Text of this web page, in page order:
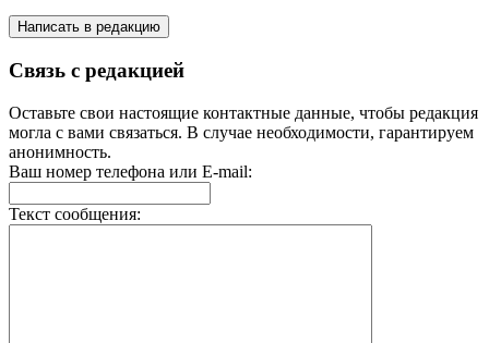
Написать в редакцию
Связь с редакцией
Оставьте свои настоящие контактные данные, чтобы редакция
могла с вами связаться. В случае необходимости, гарантируем
анонимность.
Ваш номер телефона или E-mail:
Текст сообщения: